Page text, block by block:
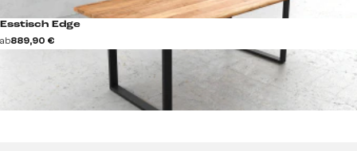
Esstisch Edge
ab889,90 €